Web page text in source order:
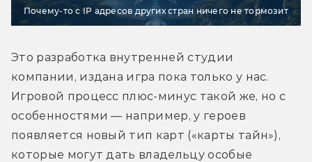
Почему-то с IP адресов других стран ничего не тормозит
Это разработка внутренней студии
компании, издана игра пока только у нас.
Игровой процесс плюс-минус такой же, но с
особенностями — например, у героев
появляется новый тип карт («карты тайн»),
которые могут дать владельцу особые